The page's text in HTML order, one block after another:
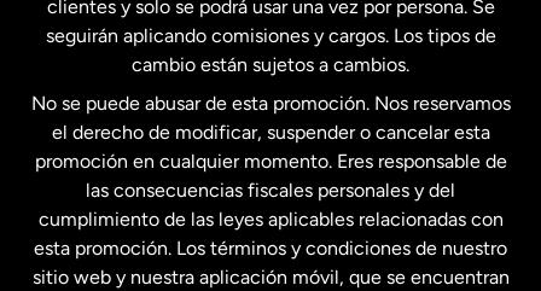
Estados Unidos Español
Francia
Malasia
Nueva Zelanda
clientes y solo se podrá usar una vez por persona. Se
seguirán aplicando comisiones y cargos. Los tipos de
cambio están sujetos a cambios.
No se puede abusar de esta promoción. Nos reservamos
el derecho de modificar, suspender o cancelar esta
promoción en cualquier momento. Eres responsable de
las consecuencias fiscales personales y del
cumplimiento de las leyes aplicables relacionadas con
esta promoción. Los términos y condiciones de nuestro
sitio web y nuestra aplicación móvil, que se encuentran